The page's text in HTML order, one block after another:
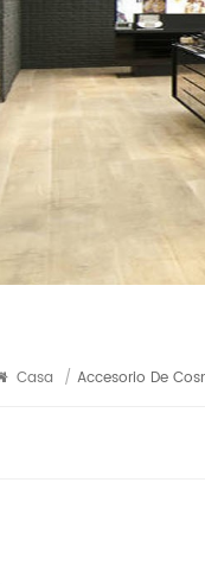
Casa / Accesorio De